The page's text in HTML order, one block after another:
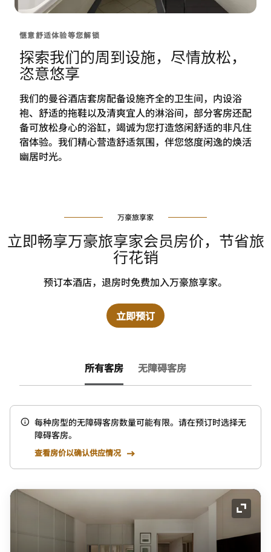
惬意舒适体验等您解锁
探索我们的周到设施，尽情放松，
恣意悠享
我们的曼谷酒店套房配备设施齐全的卫生间，内设浴
袍、舒适的拖鞋以及清爽宜人的淋浴间，部分客房还配
备可放松身心的浴缸，竭诚为您打造悠闲舒适的非凡住
宿体验。我们精心营造舒适氛围，伴您悠度闲逸的焕活
幽居时光。
万豪旅享家
立即畅享万豪旅享家会员房价，节省旅
行花销
预订本酒店，退房时免费加入万豪旅享家。
立即预订
所有客房 无障碍客房
每种房型的无障碍客房数量可能有限。请在预订时选择无
障碍客房。
查看房价以确认供应情况
展开